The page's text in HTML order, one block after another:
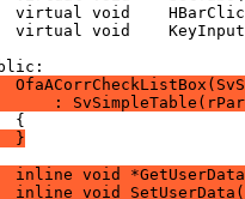
:
}
inline void
inline void